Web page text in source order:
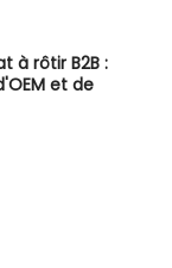
à rôtir B2B :
et de